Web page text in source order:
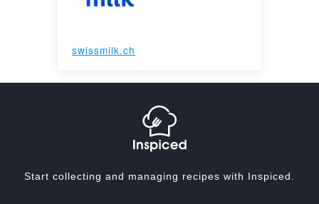
swissmilk.ch
Start collecting and managing recipes with Inspiced.